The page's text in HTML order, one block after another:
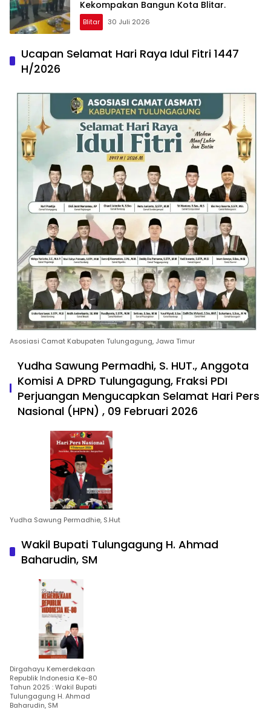
Kekompakan Bangun Kota Blitar.
Blitar 30 Juli 2026
Ucapan Selamat Hari Raya Idul Fitri 1447
H/2026
Asosiasi Camat Kabupaten Tulungagung, Jawa Timur
Yudha Sawung Permadhi, S. HUT., Anggota
Komisi A DPRD Tulungagung, Fraksi PDI
Perjuangan Mengucapkan Selamat Hari Pers
Nasional (HPN) , 09 Februari 2026
Yudha Sawung Permadhie, S.Hut
Wakil Bupati Tulungagung H. Ahmad
Baharudin, SM
Dirgahayu Kemerdekaan
Republik Indonesia Ke-80
Tahun 2025 : Wakil Bupati
Tulungagung H. Ahmad
Baharudin, SM